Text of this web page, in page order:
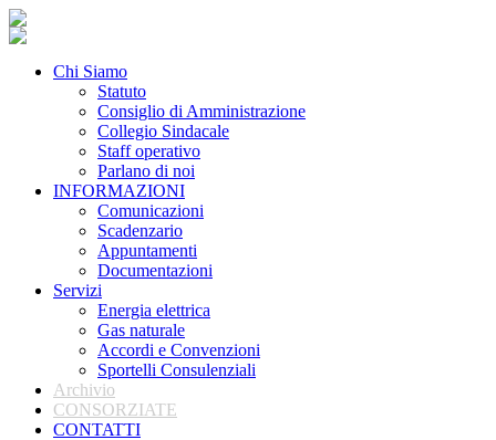
Chi Siamo
Statuto
Consiglio di Amministrazione
Collegio Sindacale
Staff operativo
Parlano di noi
INFORMAZIONI
Comunicazioni
Scadenzario
Appuntamenti
Documentazioni
Servizi
Energia elettrica
Gas naturale
Accordi e Convenzioni
Sportelli Consulenziali
Archivio
CONSORZIATE
CONTATTI